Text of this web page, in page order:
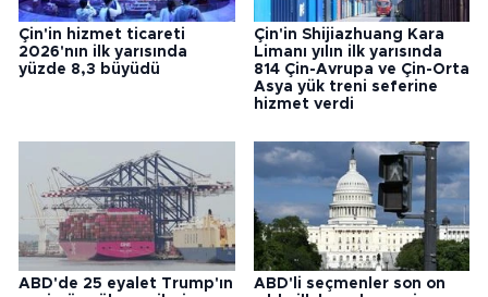
Çin'in hizmet ticareti
2026'nın ilk yarısında
yüzde 8,3 büyüdü
Çin'in Shijiazhuang Kara
Limanı yılın ilk yarısında
814 Çin-Avrupa ve Çin-Orta
Asya yük treni seferine
hizmet verdi
ABD'de 25 eyalet Trump'ın
ABD'li seçmenler son on